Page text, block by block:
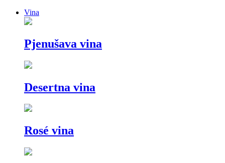
Vina
Pjenušava vina
Desertna vina
Rosé vina